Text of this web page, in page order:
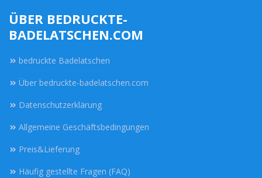
ÜBER BEDRUCKTE-
BADELATSCHEN.COM
bedruckte Badelatschen
Über bedruckte-badelatschen.com
Datenschutzerklärung
Allgemeine Geschäftsbedingungen
Preis&Lieferung
Häufig gestellte Fragen (FAQ)